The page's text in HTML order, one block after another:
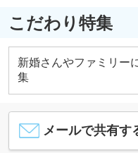
こだわり特集
新婚さんやファミリー
集
メールで共有す